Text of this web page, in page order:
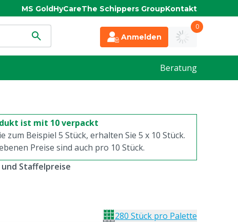
MS GoldHyCareThe Schippers GroupKontakt
Anmelden
0
Beratung
ist mit 10 verpackt
zum Beispiel 5 Stück, erhalten Sie 5 x 10 Stück.
Preise sind auch pro 10 Stück.
Staffelpreise
280 Stück pro Palette